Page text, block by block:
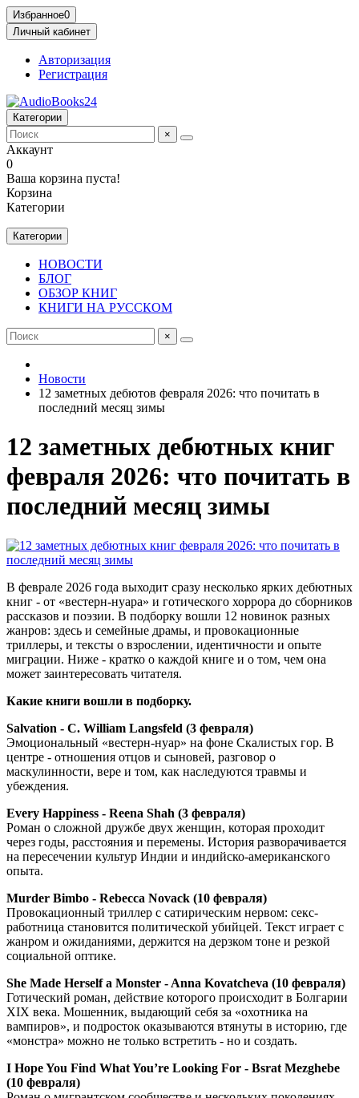
Избранное0
Личный кабинет
Авторизация
Регистрация
Категории
×
Аккаунт
0
Ваша корзина пуста!
Корзина
Категории
Категории
НОВОСТИ
БЛОГ
ОБЗОР КНИГ
КНИГИ НА РУССКОМ
×
Новости
12 заметных дебютов февраля 2026: что почитать в
последний месяц зимы
12 заметных дебютных книг
февраля 2026: что почитать в
последний месяц зимы
В феврале 2026 года выходит сразу несколько ярких дебютных
книг - от «вестерн-нуара» и готического хоррора до сборников
рассказов и поэзии. В подборку вошли 12 новинок разных
жанров: здесь и семейные драмы, и провокационные
триллеры, и тексты о взрослении, идентичности и опыте
миграции. Ниже - кратко о каждой книге и о том, чем она
может заинтересовать читателя.
Какие книги вошли в подборку.
Salvation - C. William Langsfeld (3 февраля)
Эмоциональный «вестерн-нуар» на фоне Скалистых гор. В
центре - отношения отцов и сыновей, разговор о
маскулинности, вере и том, как наследуются травмы и
убеждения.
Every Happiness - Reena Shah (3 февраля)
Роман о сложной дружбе двух женщин, которая проходит
через годы, расстояния и перемены. История разворачивается
на пересечении культур Индии и индийско-американского
опыта.
Murder Bimbo - Rebecca Novack (10 февраля)
Провокационный триллер с сатирическим нервом: секс-
работница становится политической убийцей. Текст играет с
жанром и ожиданиями, держится на дерзком тоне и резкой
социальной оптике.
She Made Herself a Monster - Anna Kovatcheva (10 февраля)
Готический роман, действие которого происходит в Болгарии
XIX века. Мошенник, выдающий себя за «охотника на
вампиров», и подросток оказываются втянуты в историю, где
«монстра» можно не только встретить - но и создать.
I Hope You Find What You’re Looking For - Bsrat Mezghebe
(10 февраля)